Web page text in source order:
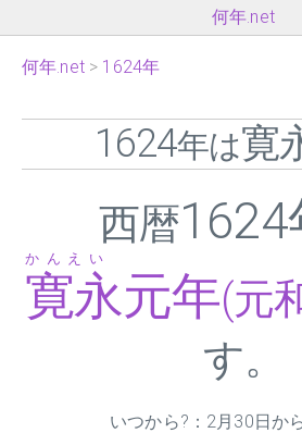
何年.net
何年.net 1624年
1624年は寛
西暦1624
寛永元年
かんえい
(元
す。
いつから?：2月30日か